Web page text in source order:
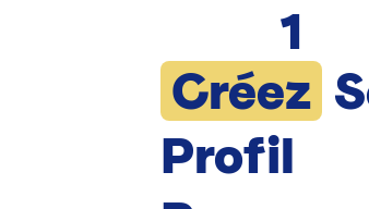
1
Créez
Profil